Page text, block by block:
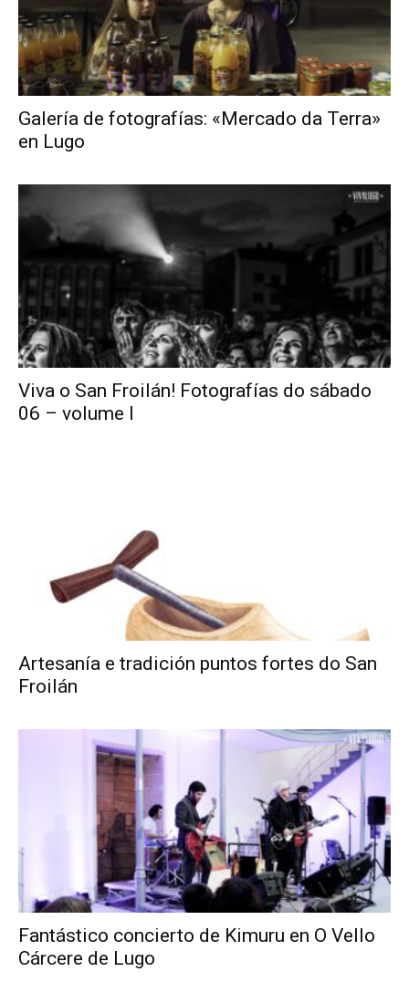
Galería de fotografías: «Mercado da Terra»
en Lugo
Viva o San Froilán! Fotografías do sábado
06 – volume I
Artesanía e tradición puntos fortes do San
Froilán
Fantástico concierto de Kimuru en O Vello
Cárcere de Lugo